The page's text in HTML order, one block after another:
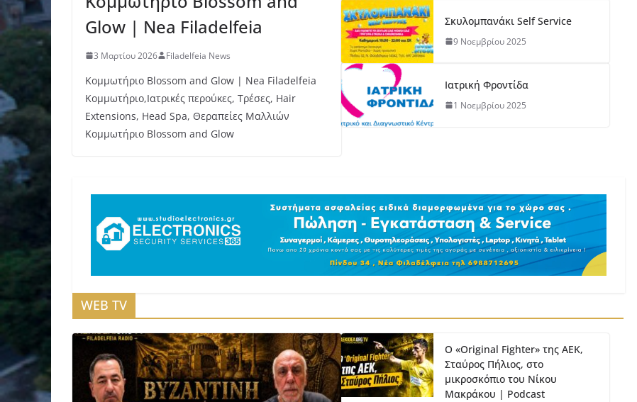
Glow | Nea Filadelfeia
3 Μαρτίου 2026 Filadelfeia News
Κομμωτήριο Blossom and Glow | Nea Filadelfeia
Κομμωτήριο,Ιατρικές περούκες, Τρέσες, Hair
Extensions, Head Spa, Θεραπείες Μαλλιών
Κομμωτήριο Blossom and Glow
Σκυλομπανάκι Self Service
9 Νοεμβρίου 2025
Ιατρική Φροντίδα
1 Νοεμβρίου 2025
WEB TV
Ο «Original Fighter» της ΑΕΚ,
Σταύρος Πήλιος, στο
μικροσκόπιο του Νίκου
Μακράκου | Podcast